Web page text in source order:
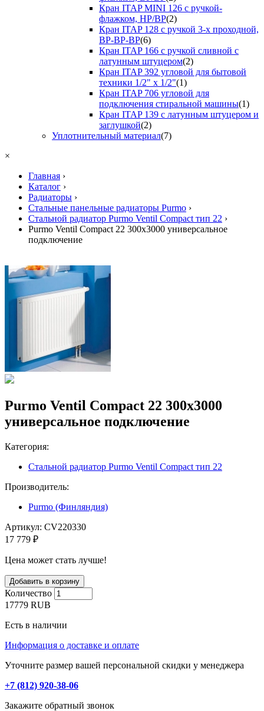
Кран ITAP MINI 126 с ручкой-
флажком, НР/ВР(2)
Кран ITAP 128 с ручкой 3-х проходной,
ВР-ВР-ВР(6)
Кран ITAP 166 с ручкой сливной с
латунным штуцером(2)
Кран ITAP 392 угловой для бытовой
техники 1/2" х 1/2"(1)
Кран ITAP 706 угловой для
подключения стиральной машины(1)
Кран ITAP 139 с латунным штуцером и
заглушкой(2)
Уплотнительный материал(7)
×
Главная ›
Каталог ›
Радиаторы ›
Стальные панельные радиаторы Purmo ›
Стальной радиатор Purmo Ventil Compact тип 22 ›
Purmo Ventil Compact 22 300х3000 универсальное
подключение
Purmo Ventil Compact 22 300х3000
универсальное подключение
Категория:
Стальной радиатор Purmo Ventil Compact тип 22
Производитель:
Purmo (Финляндия)
Артикул: CV220330
17 779 ₽
Цена может стать лучше!
Количество
17779 RUB
Есть в наличии
Информация о доставке и оплате
Уточните размер вашей персональной скидки у менеджера
+7 (812) 920-38-06
Закажите обратный звонок